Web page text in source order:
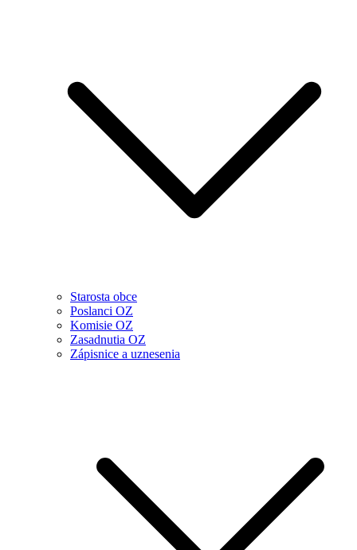
Starosta obce
Poslanci OZ
Komisie OZ
Zasadnutia OZ
Zápisnice a uznesenia